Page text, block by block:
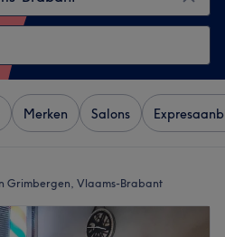
Merken Salons
Grimbergen, Vlaams-Brabant